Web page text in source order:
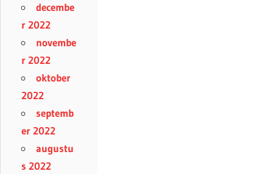
decembe
r 2022
novembe
r 2022
oktober
2022
septemb
er 2022
augustu
s 2022